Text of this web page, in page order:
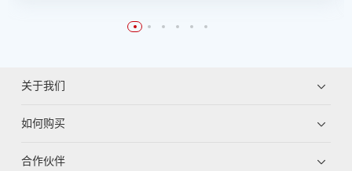
关于我们
如何购买
合作伙伴